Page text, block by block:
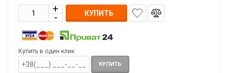
КУПИТЬ
Купить в один клик
КУПИТЬ